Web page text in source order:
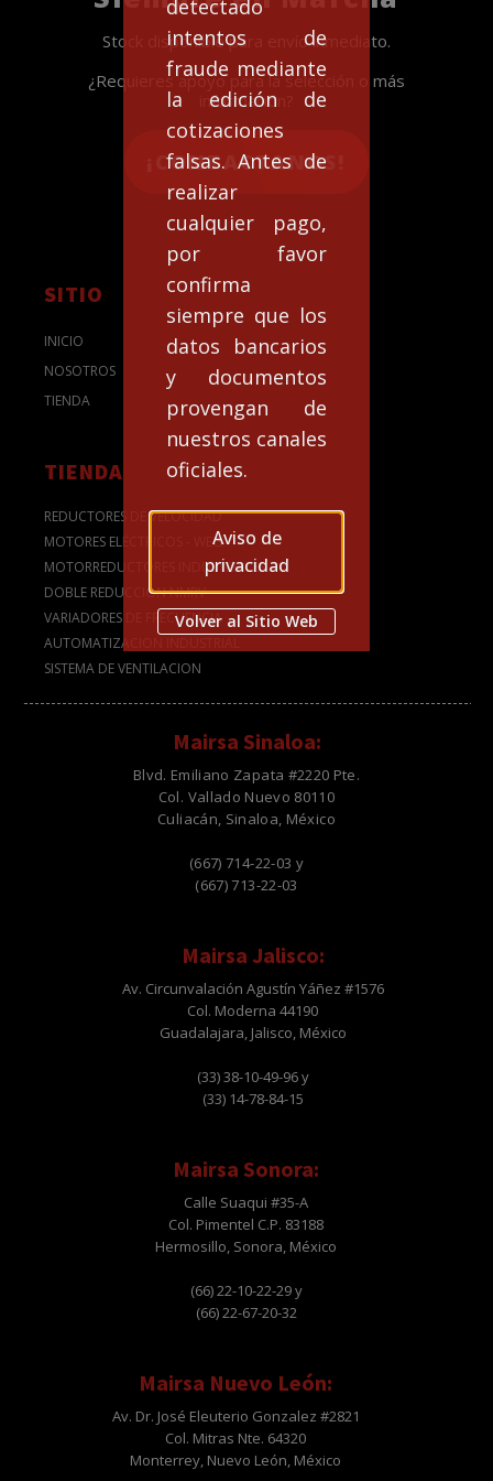
detectado
intentos de
fraude mediante
la edición de
cotizaciones
falsas. Antes de
realizar
cualquier pago,
por favor
confirma
siempre que los
datos bancarios
y documentos
provengan de
nuestros canales
oficiales.
Aviso de
privacidad
Volver al Sitio Web
Stock disponible para envío inmediato.
¿Requieres apoyo para la selección o más
información?
¡CONTACTANOS!
SITIO
INICIO
NOSOTROS
TIENDA
TIENDA
REDUCTORES DE VELOCIDAD
MOTORES ELÉCTRICOS - WEG
MOTORREDUCTORES INDUSTRIALES
DOBLE REDUCCIÓN NMRV
VARIADORES DE FRECUENCIA
AUTOMATIZACION INDUSTRIAL
SISTEMA DE VENTILACION
Mairsa Sinaloa:
Blvd. Emiliano Zapata #2220 Pte.
Col. Vallado Nuevo 80110
Culiacán, Sinaloa, México
(667) 714-22-03 y
(667) 713-22-03
Mairsa Jalisco:
Av. Circunvalación Agustín Yáñez #1576
Col. Moderna 44190
Guadalajara, Jalisco, México
(33) 38-10-49-96 y
(33) 14-78-84-15
Mairsa Sonora:
Calle Suaqui #35-A
Col. Pimentel C.P. 83188
Hermosillo, Sonora, México
(66) 22-10-22-29 y
(66) 22-67-20-32
Mairsa Nuevo León:
Av. Dr. José Eleuterio Gonzalez #2821
Col. Mitras Nte. 64320
Monterrey, Nuevo León, México